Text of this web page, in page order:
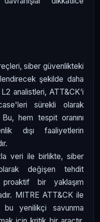
siber güvenlikteki
şekilde daha
analistleri, ATT&CK’i
sürekli olarak
hem tespit oranını
dışı faaliyetlerin
veri ile birlikte, siber
değişen tehdit
proaktif bir yaklaşım
MITRE ATT&CK ile
yenilikçi savunma